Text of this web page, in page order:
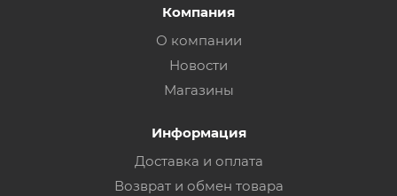
Компания
О компании
Новости
Магазины
Информация
Доставка и оплата
Возврат и обмен товара